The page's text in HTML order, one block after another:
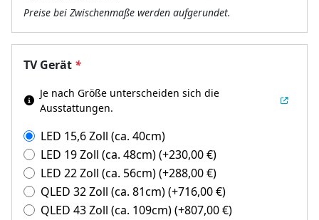
Preise bei Zwischenmaße werden aufgerundet.
TV Gerät *
Je nach Größe unterscheiden sich die
Ausstattungen.
LED 15,6 Zoll (ca. 40cm)
LED 19 Zoll (ca. 48cm)(+230,00€)
LED 22 Zoll (ca. 56cm)(+288,00€)
QLED 32 Zoll (ca. 81cm)(+716,00€)
QLED 43 Zoll (ca. 109cm)(+807,00€)